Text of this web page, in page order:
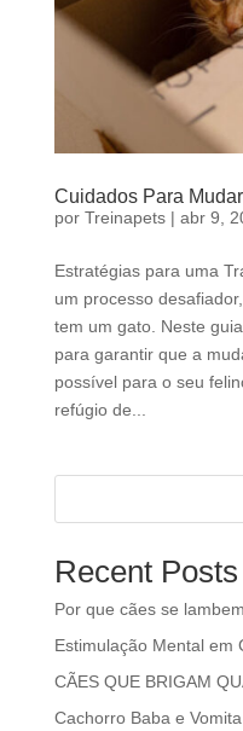
Cuidados Para
por Treinapets| abr 9,
Estratégias para uma
um processo
tem um gato. Neste
para garantir que a
possível para o seu
refúgio de...
Recent Posts
Por que cães se
Estimulação Mental em
CÃES QUE BRIGAM
Cachorro Baba e